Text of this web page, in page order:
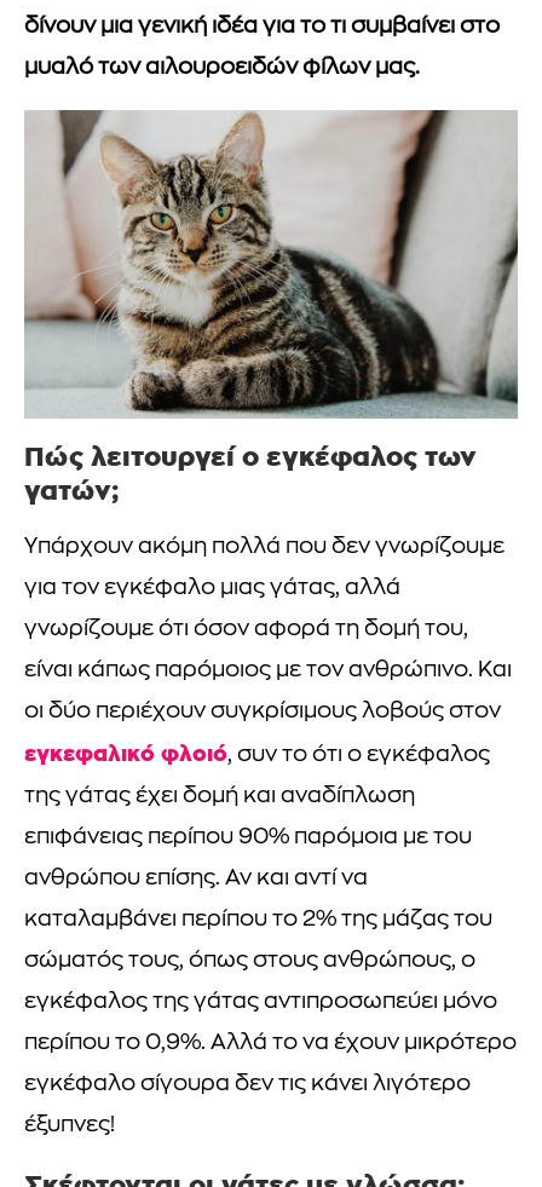
δίνουν μια γενική ιδέα για το τι συμβαίνει στο
μυαλό των αιλουροειδών φίλων μας.
Πώς λειτουργεί ο εγκέφαλος των
γατών;
Υπάρχουν ακόμη πολλά που δεν γνωρίζουμε
για τον εγκέφαλο μιας γάτας, αλλά
γνωρίζουμε ότι όσον αφορά τη δομή του,
είναι κάπως παρόμοιος με τον ανθρώπινο. Και
οι δύο περιέχουν συγκρίσιμους λοβούς στον
εγκεφαλικό φλοιό, συν το ότι ο εγκέφαλος
της γάτας έχει δομή και αναδίπλωση
επιφάνειας περίπου 90% παρόμοια με του
ανθρώπου επίσης. Αν και αντί να
καταλαμβάνει περίπου το 2% της μάζας του
σώματός τους, όπως στους ανθρώπους, ο
εγκέφαλος της γάτας αντιπροσωπεύει μόνο
περίπου το 0,9%. Αλλά το να έχουν μικρότερο
εγκέφαλο σίγουρα δεν τις κάνει λιγότερο
έξυπνες!